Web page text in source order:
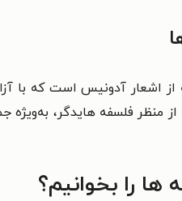
از اشعار آدونیس است که با
منظر فلسفه هایدگر، به‌ویژه
ها را بخوانیم؟